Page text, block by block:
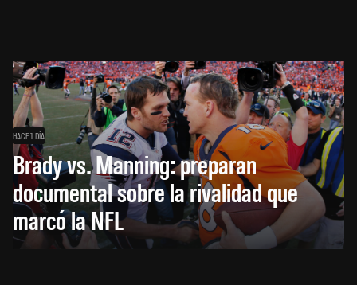
HACE 1 DÍA
Brady vs. Manning: preparan
documental sobre la rivalidad que
marcó la NFL